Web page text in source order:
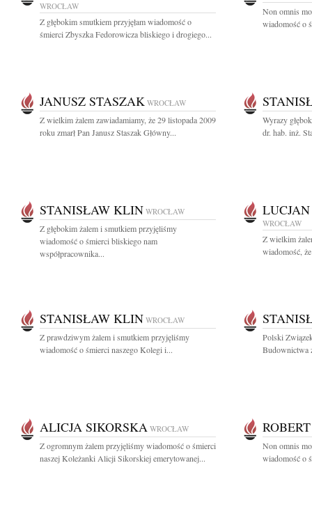
WROCŁAW
Z głębokim smutkiem przyjęłam wiadomość o
śmierci Zbyszka Fedorowicza bliskiego i drogiego...
Non omnis
wiadomość o
JANUSZ STASZAK WROCŁAW
Z wielkim żalem zawiadamiamy, że 29 listopada 2009
roku zmarł Pan Janusz Staszak Główny...
Wyrazy
dr. hab. inż.
STANISŁAW KLIN WROCŁAW
Z głębokim żalem i smutkiem przyjęliśmy
wiadomość o śmierci bliskiego nam
współpracownika...
WROCŁAW
Z wielkim
wiadomość,
STANISŁAW KLIN WROCŁAW
Z prawdziwym żalem i smutkiem przyjęliśmy
wiadomość o śmierci naszego Kolegi i...
Polski
Budownictwa
ALICJA SIKORSKA WROCŁAW
Z ogromnym żalem przyjęliśmy wiadomość o śmierci
naszej Koleżanki Alicji Sikorskiej emerytowanej...
Non omnis
wiadomość o